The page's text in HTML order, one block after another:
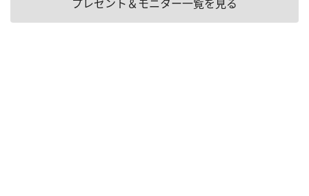
プレゼント＆モニター一覧を見る